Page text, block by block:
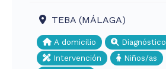
TEBA (MÁLAGA)
A domicilio
Diagnóstico
Intervención
Niños/as